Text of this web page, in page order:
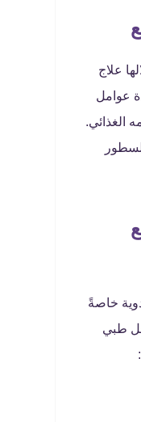
علاج
عوامل
الغذائي.
خاصةً
طبي